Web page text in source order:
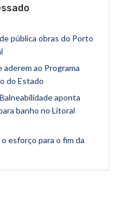
pública obras do Porto
ao Programa
do Estado
aponta
banho no Litoral
esforço para o fim da